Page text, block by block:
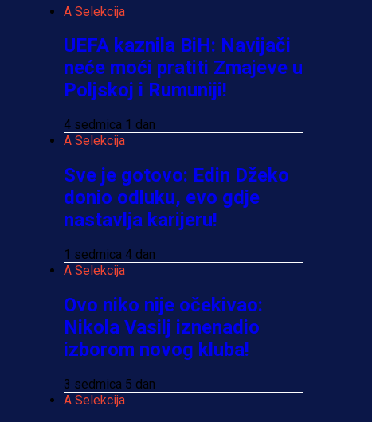
A Selekcija
UEFA kaznila BiH: Navijači
neće moći pratiti Zmajeve u
Poljskoj i Rumuniji!
4 sedmica 1 dan
A Selekcija
Sve je gotovo: Edin Džeko
donio odluku, evo gdje
nastavlja karijeru!
1 sedmica 4 dan
A Selekcija
Ovo niko nije očekivao:
Nikola Vasilj iznenadio
izborom novog kluba!
3 sedmica 5 dan
A Selekcija